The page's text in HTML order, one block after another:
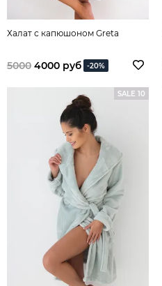
Халат с капюшоном Greta
5000 4000 руб -20%
SALE 10